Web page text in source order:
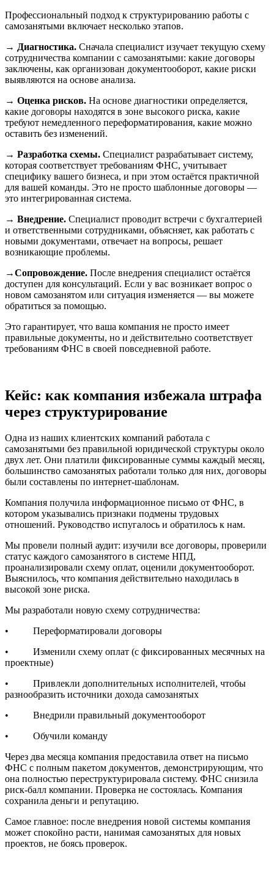
Профессиональный подход к структурированию работы с
самозанятыми включает несколько этапов.
→ Диагностика. Сначала специалист изучает текущую схему
сотрудничества компании с самозанятыми: какие договоры
заключены, как организован документооборот, какие риски
выявляются на основе анализа.
→ Оценка рисков. На основе диагностики определяется,
какие договоры находятся в зоне высокого риска, какие
требуют немедленного переформатирования, какие можно
оставить без изменений.
→ Разработка схемы. Специалист разрабатывает систему,
которая соответствует требованиям ФНС, учитывает
специфику вашего бизнеса, и при этом остаётся практичной
для вашей команды. Это не просто шаблонные договоры —
это интегрированная система.
→ Внедрение. Специалист проводит встречи с бухгалтерией
и ответственными сотрудниками, объясняет, как работать с
новыми документами, отвечает на вопросы, решает
возникающие проблемы.
→Сопровождение. После внедрения специалист остаётся
доступен для консультаций. Если у вас возникает вопрос о
новом самозанятом или ситуация изменяется — вы можете
обратиться за помощью.
Это гарантирует, что ваша компания не просто имеет
правильные документы, но и действительно соответствует
требованиям ФНС в своей повседневной работе.
Кейс: как компания избежала штрафа
через структурирование
Одна из наших клиентских компаний работала с
самозанятыми без правильной юридической структуры около
двух лет. Они платили фиксированные суммы каждый месяц,
большинство самозанятых работали только для них, договоры
были составлены по интернет-шаблонам.
Компания получила информационное письмо от ФНС, в
котором указывались признаки подмены трудовых
отношений. Руководство испугалось и обратилось к нам.
Мы провели полный аудит: изучили все договоры, проверили
статус каждого самозанятого в системе НПД,
проанализировали схему оплат, оценили документооборот.
Выяснилось, что компания действительно находилась в
высокой зоне риска.
Мы разработали новую схему сотрудничества:
• Переформатировали договоры
• Изменили схему оплат (с фиксированных месячных на
проектные)
• Привлекли дополнительных исполнителей, чтобы
разнообразить источники дохода самозанятых
• Внедрили правильный документооборот
• Обучили команду
Через два месяца компания предоставила ответ на письмо
ФНС с полным пакетом документов, демонстрирующим, что
она полностью переструктурировала систему. ФНС снизила
риск-балл компании. Проверка не состоялась. Компания
сохранила деньги и репутацию.
Самое главное: после внедрения новой системы компания
может спокойно расти, нанимая самозанятых для новых
проектов, не боясь проверок.